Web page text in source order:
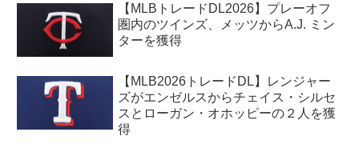
【MLBトレードDL2026】プレーオフ
圏内のツインズ、メッツからA.J. ミン
ターを獲得
【MLB2026トレードDL】レンジャー
ズがエンゼルスからチェイス・シルセ
スとローガン・オホッピーの２人を獲
得